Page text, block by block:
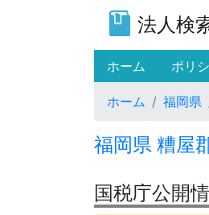
法人検
ホーム (current)
ポリ
ホーム 福岡県
福岡県 糟屋
国税庁公開